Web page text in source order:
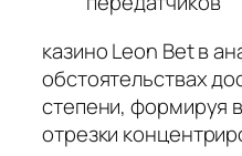
казино Leon Bet в
обстоятельствах
степени, формируя
отрезки